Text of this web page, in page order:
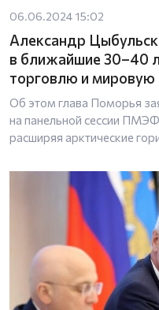
06.06.2024 15:02
Александр
в ближайшие 30–40
торговлю и мировую
Об этом глава Поморья
на панельной сессии
расширяя арктические